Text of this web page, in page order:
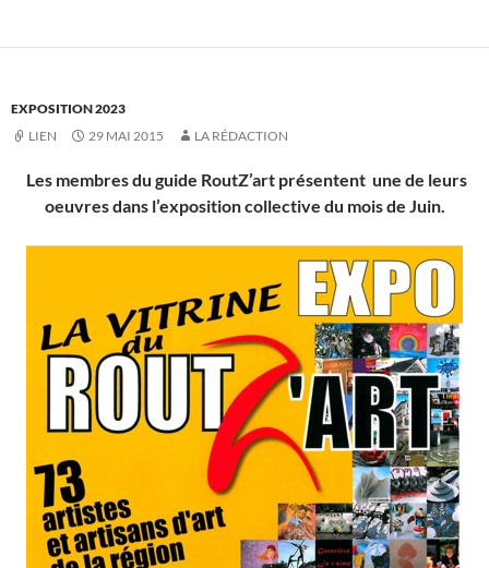
EXPOSITION 2023
LIEN
29 MAI 2015 LA RÉDACTION
Les membres du guide RoutZ’art présentent une de leurs
oeuvres dans l’exposition collective du mois de Juin.